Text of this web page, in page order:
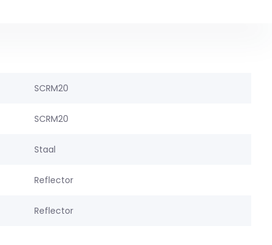
SCRM20
SCRM20
Staal
Reflector
Reflector